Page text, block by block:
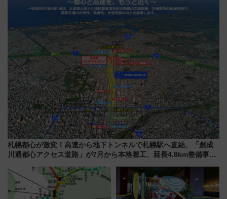
定グルメ＆グッズ徹底ガイド
ディング＆カジュアルパーティ
ープラン
札幌都心が激変！高速から地下トンネルで札幌駅へ直結、「創成
川通都心アクセス道路」が7月から本格着工、延長4.8km整備事業